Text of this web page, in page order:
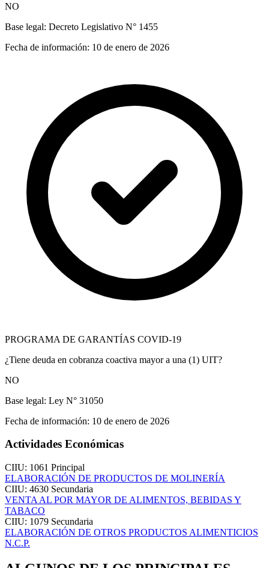
NO
Base legal: Decreto Legislativo N° 1455
Fecha de información: 10 de enero de 2026
PROGRAMA DE GARANTÍAS COVID-19
¿Tiene deuda en cobranza coactiva mayor a una (1) UIT?
NO
Base legal: Ley N° 31050
Fecha de información: 10 de enero de 2026
Actividades Económicas
CIIU: 1061 Principal
ELABORACIÓN DE PRODUCTOS DE MOLINERÍA
CIIU: 4630 Secundaria
VENTA AL POR MAYOR DE ALIMENTOS, BEBIDAS Y
TABACO
CIIU: 1079 Secundaria
ELABORACIÓN DE OTROS PRODUCTOS ALIMENTICIOS
N.C.P.